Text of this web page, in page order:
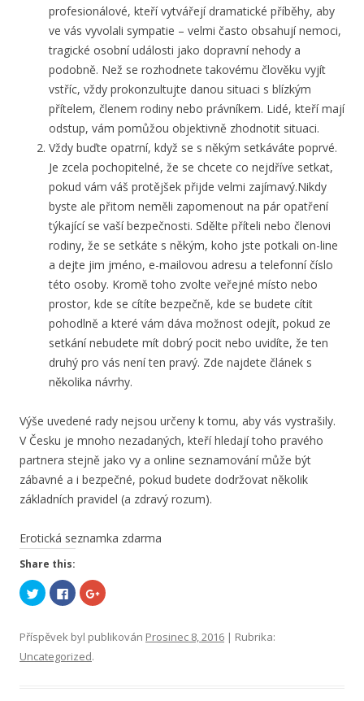
profesionálové, kteří vytvářejí dramatické příběhy, aby
ve vás vyvolali sympatie – velmi často obsahují nemoci,
tragické osobní události jako dopravní nehody a
podobně. Než se rozhodnete takovému člověku vyjít
vstříc, vždy prokonzultujte danou situaci s blízkým
přítelem, členem rodiny nebo právníkem. Lidé, kteří mají
odstup, vám pomůžou objektivně zhodnotit situaci.
Vždy buďte opatrní, když se s někým setkáváte poprvé.
Je zcela pochopitelné, že se chcete co nejdříve setkat,
pokud vám váš protějšek přijde velmi zajímavý.Nikdy
byste ale přitom neměli zapomenout na pár opatření
týkající se vaší bezpečnosti. Sdělte příteli nebo členovi
rodiny, že se setkáte s někým, koho jste potkali on-line
a dejte jim jméno, e-mailovou adresu a telefonní číslo
této osoby. Kromě toho zvolte veřejné místo nebo
prostor, kde se cítíte bezpečně, kde se budete cítit
pohodlně a které vám dáva možnost odejít, pokud ze
setkání nebudete mít dobrý pocit nebo uvidíte, že ten
druhý pro vás není ten pravý. Zde najdete článek s
několika návrhy.
Výše uvedené rady nejsou určeny k tomu, aby vás vystrašily.
V Česku je mnoho nezadaných, kteří hledají toho pravého
partnera stejně jako vy a online seznamování může být
zábavné a i bezpečné, pokud budete dodržovat několik
základních pravidel (a zdravý rozum).
Erotická seznamka zdarma
Share this:
S
d
t
a
C
l
t
s
S
d
t
Příspěvek byl publikován Prosinec 8, 2016 | Rubrika:
Uncategorized.